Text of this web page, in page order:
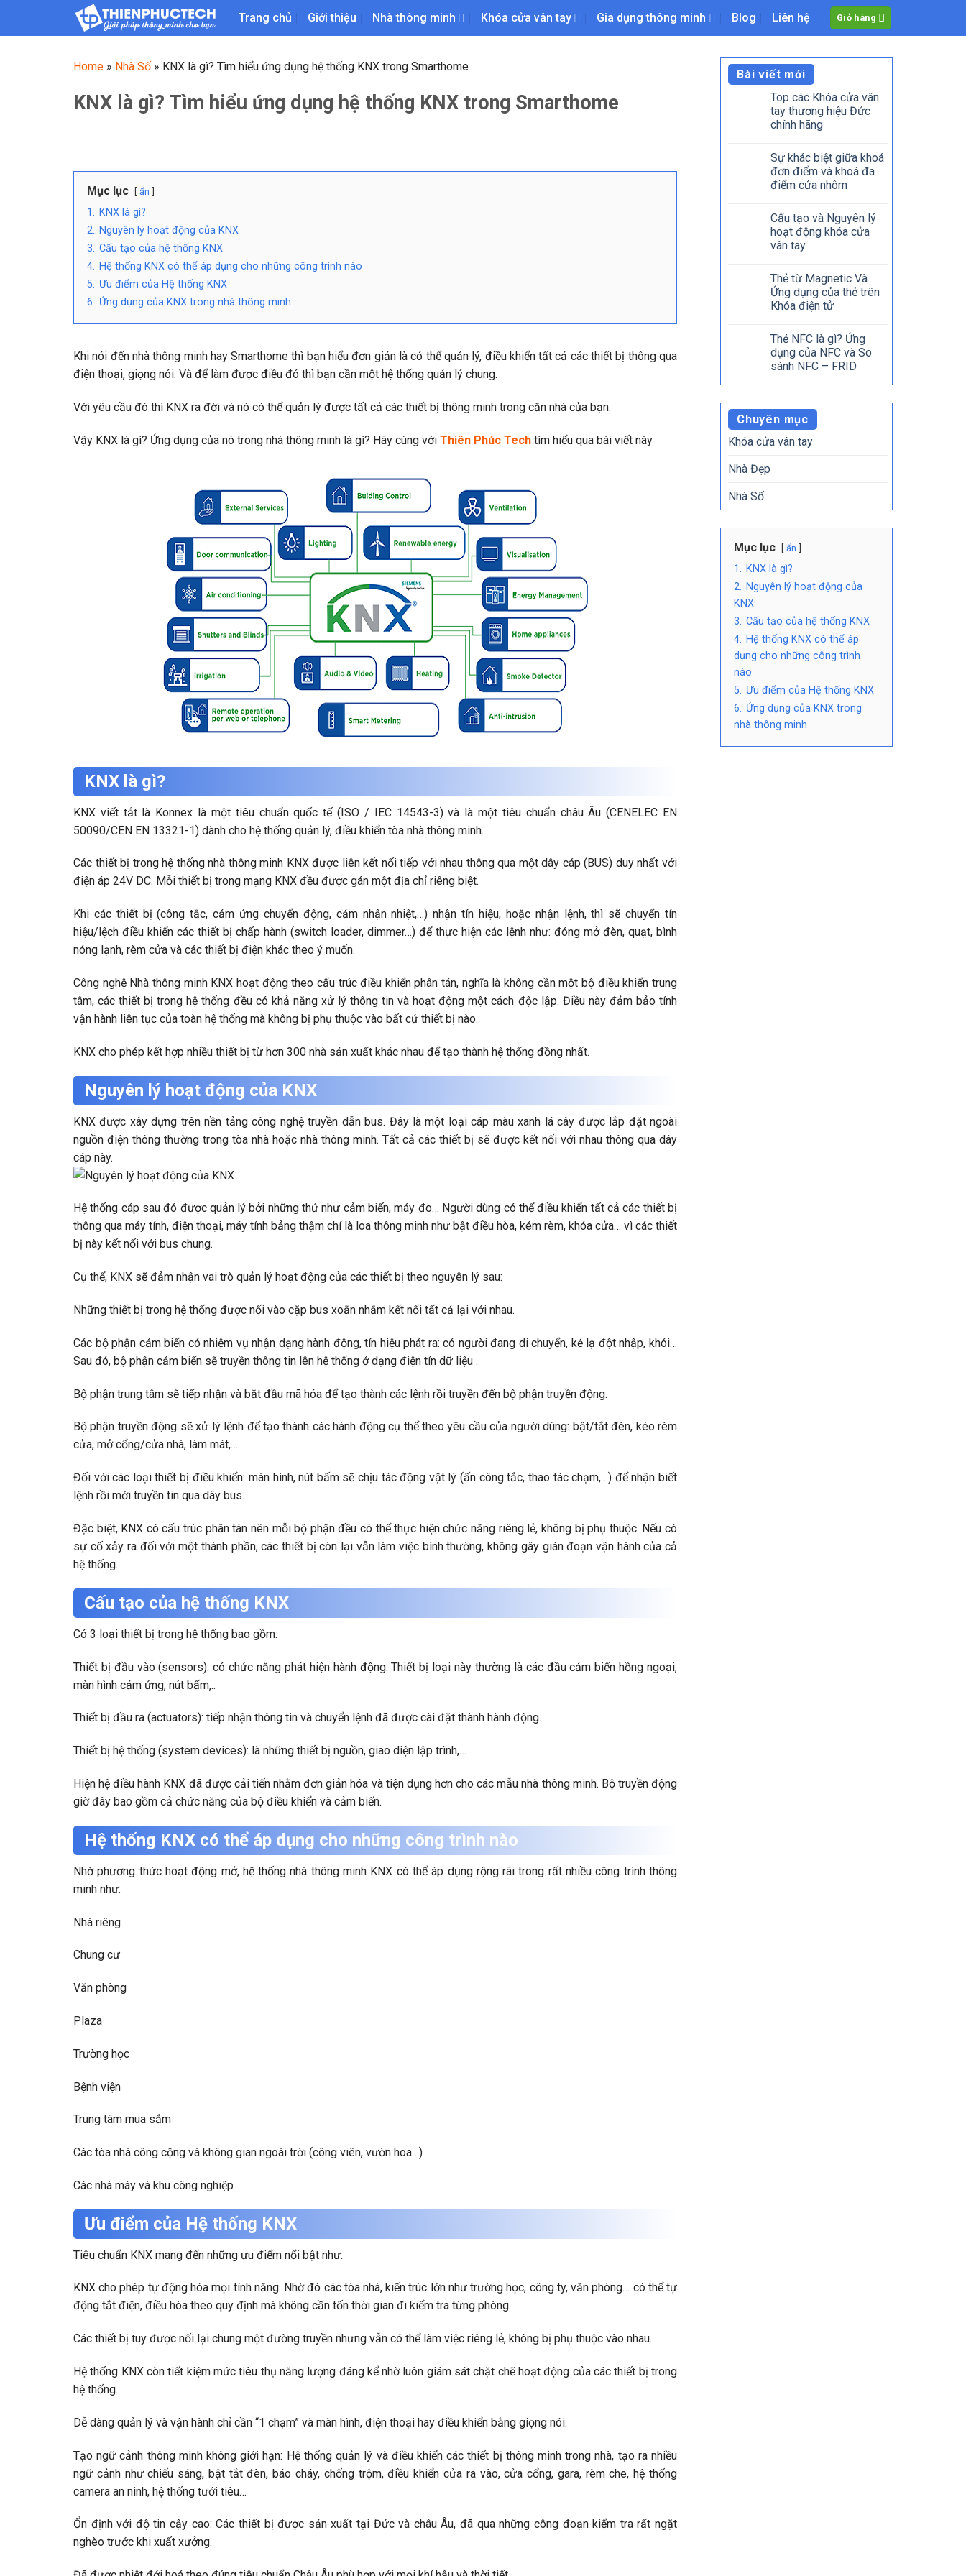
Trang chủ Giới thiệu Nhà thông minh Khóa cửa vân tay Gia dụng thông minh Blog Liên hệ Giỏ hàng
Home » Nhà Số » KNX là gì? Tìm hiểu ứng dụng hệ thống KNX trong Smarthome
KNX là gì? Tìm hiểu ứng dụng hệ thống KNX trong Smarthome
Mục lục ẩn
1. KNX là gì?
2. Nguyên lý hoạt động của KNX
3. Cấu tạo của hệ thống KNX
4. Hệ thống KNX có thể áp dụng cho những công trình nào
5. Ưu điểm của Hệ thống KNX
6. Ứng dụng của KNX trong nhà thông minh
Khi nói đến nhà thông minh hay Smarthome thì bạn hiểu đơn giản là có thể quản lý, điều khiển tất cả các thiết bị thông qua
điện thoại, giọng nói. Và để làm được điều đó thì bạn cần một hệ thống quản lý chung.
Với yêu cầu đó thì KNX ra đời và nó có thể quản lý được tất cả các thiết bị thông minh trong căn nhà của bạn.
Vậy KNX là gì? Ứng dụng của nó trong nhà thông minh là gì? Hãy cùng với Thiên Phúc Tech tìm hiểu qua bài viết này
KNX là gì?
KNX viết tắt là Konnex là một tiêu chuẩn quốc tế (ISO / IEC 14543-3) và là một tiêu chuẩn châu Âu (CENELEC EN
50090/CEN EN 13321-1) dành cho hệ thống quản lý, điều khiển tòa nhà thông minh.
Các thiết bị trong hệ thống nhà thông minh KNX được liên kết nối tiếp với nhau thông qua một dây cáp (BUS) duy nhất với
điện áp 24V DC. Mỗi thiết bị trong mạng KNX đều được gán một địa chỉ riêng biệt.
Khi các thiết bị (công tắc, cảm ứng chuyển động, cảm nhận nhiệt,…) nhận tín hiệu, hoặc nhận lệnh, thì sẽ chuyển tín
hiệu/lệch điều khiển các thiết bị chấp hành (switch loader, dimmer…) để thực hiện các lệnh như: đóng mở đèn, quạt, bình
nóng lạnh, rèm cửa và các thiết bị điện khác theo ý muốn.
Công nghệ Nhà thông minh KNX hoạt động theo cấu trúc điều khiển phân tán, nghĩa là không cần một bộ điều khiển trung
tâm, các thiết bị trong hệ thống đều có khả năng xử lý thông tin và hoạt động một cách độc lập. Điều này đảm bảo tính
vận hành liên tục của toàn hệ thống mà không bị phụ thuộc vào bất cứ thiết bị nào.
KNX cho phép kết hợp nhiều thiết bị từ hơn 300 nhà sản xuất khác nhau để tạo thành hệ thống đồng nhất.
Nguyên lý hoạt động của KNX
KNX được xây dựng trên nền tảng công nghệ truyền dẫn bus. Đây là một loại cáp màu xanh lá cây được lắp đặt ngoài
nguồn điện thông thường trong tòa nhà hoặc nhà thông minh. Tất cả các thiết bị sẽ được kết nối với nhau thông qua dây
cáp này.
Hệ thống cáp sau đó được quản lý bởi những thứ như cảm biến, máy đo… Người dùng có thể điều khiển tất cả các thiết bị
thông qua máy tính, điện thoại, máy tính bảng thậm chí là loa thông minh như bật điều hòa, kém rèm, khóa cửa… vì các thiết
bị này kết nối với bus chung.
Cụ thể, KNX sẽ đảm nhận vai trò quản lý hoạt động của các thiết bị theo nguyên lý sau:
Những thiết bị trong hệ thống được nối vào cặp bus xoắn nhằm kết nối tất cả lại với nhau.
Các bộ phận cảm biến có nhiệm vụ nhận dạng hành động, tín hiệu phát ra: có người đang di chuyển, kẻ lạ đột nhập, khói…
Sau đó, bộ phận cảm biến sẽ truyền thông tin lên hệ thống ở dạng điện tín dữ liệu .
Bộ phận trung tâm sẽ tiếp nhận và bắt đầu mã hóa để tạo thành các lệnh rồi truyền đến bộ phận truyền động.
Bộ phận truyền động sẽ xử lý lệnh để tạo thành các hành động cụ thể theo yêu cầu của người dùng: bật/tắt đèn, kéo rèm
cửa, mở cổng/cửa nhà, làm mát,…
Đối với các loại thiết bị điều khiển: màn hình, nút bấm sẽ chịu tác động vật lý (ấn công tắc, thao tác chạm,…) để nhận biết
lệnh rồi mới truyền tin qua dây bus.
Đặc biệt, KNX có cấu trúc phân tán nên mỗi bộ phận đều có thể thực hiện chức năng riêng lẻ, không bị phụ thuộc. Nếu có
sự cố xảy ra đối với một thành phần, các thiết bị còn lại vẫn làm việc bình thường, không gây gián đoạn vận hành của cả
hệ thống.
Cấu tạo của hệ thống KNX
Có 3 loại thiết bị trong hệ thống bao gồm:
Thiết bị đầu vào (sensors): có chức năng phát hiện hành động. Thiết bị loại này thường là các đầu cảm biến hồng ngoại,
màn hình cảm ứng, nút bấm,..
Thiết bị đầu ra (actuators): tiếp nhận thông tin và chuyển lệnh đã được cài đặt thành hành động.
Thiết bị hệ thống (system devices): là những thiết bị nguồn, giao diện lập trình,…
Hiện hệ điều hành KNX đã được cải tiến nhằm đơn giản hóa và tiện dụng hơn cho các mẫu nhà thông minh. Bộ truyền động
giờ đây bao gồm cả chức năng của bộ điều khiển và cảm biến.
Hệ thống KNX có thể áp dụng cho những công trình nào
Nhờ phương thức hoạt động mở, hệ thống nhà thông minh KNX có thể áp dụng rộng rãi trong rất nhiều công trình thông
minh như:
Nhà riêng
Chung cư
Văn phòng
Plaza
Trường học
Bệnh viện
Trung tâm mua sắm
Các tòa nhà công cộng và không gian ngoài trời (công viên, vườn hoa…)
Các nhà máy và khu công nghiệp
Ưu điểm của Hệ thống KNX
Tiêu chuẩn KNX mang đến những ưu điểm nổi bật như:
KNX cho phép tự động hóa mọi tính năng. Nhờ đó các tòa nhà, kiến trúc lớn như trường học, công ty, văn phòng… có thể tự
động tắt điện, điều hòa theo quy định mà không cần tốn thời gian đi kiểm tra từng phòng.
Các thiết bị tuy được nối lại chung một đường truyền nhưng vẫn có thể làm việc riêng lẻ, không bị phụ thuộc vào nhau.
Hệ thống KNX còn tiết kiệm mức tiêu thụ năng lượng đáng kể nhờ luôn giám sát chặt chẽ hoạt động của các thiết bị trong
hệ thống.
Dễ dàng quản lý và vận hành chỉ cần “1 chạm” và màn hình, điện thoại hay điều khiển bằng giọng nói.
Tạo ngữ cảnh thông minh không giới hạn: Hệ thống quản lý và điều khiển các thiết bị thông minh trong nhà, tạo ra nhiều
ngữ cảnh như chiếu sáng, bật tắt đèn, báo cháy, chống trộm, điều khiển cửa ra vào, cửa cổng, gara, rèm che, hệ thống
camera an ninh, hệ thống tưới tiêu…
Ổn định với độ tin cậy cao: Các thiết bị được sản xuất tại Đức và châu Âu, đã qua những công đoạn kiểm tra rất ngặt
nghèo trước khi xuất xưởng.
Bài viết mới
Top các Khóa cửa vân
tay thương hiệu Đức
chính hãng
Sự khác biệt giữa khoá
đơn điểm và khoá đa
điểm cửa nhôm
Cấu tạo và Nguyên lý
hoạt động khóa cửa
vân tay
Thẻ từ Magnetic Và
Ứng dụng của thẻ trên
Khóa điện tử
Thẻ NFC là gì? Ứng
dụng của NFC và So
sánh NFC – FRID
Chuyên mục
Khóa cửa vân tay
Nhà Đẹp
Nhà Số
Mục lục ẩn
1. KNX là gì?
2. Nguyên lý hoạt động của
KNX
3. Cấu tạo của hệ thống KNX
4. Hệ thống KNX có thể áp
dụng cho những công trình
nào
5. Ưu điểm của Hệ thống KNX
6. Ứng dụng của KNX trong
nhà thông minh